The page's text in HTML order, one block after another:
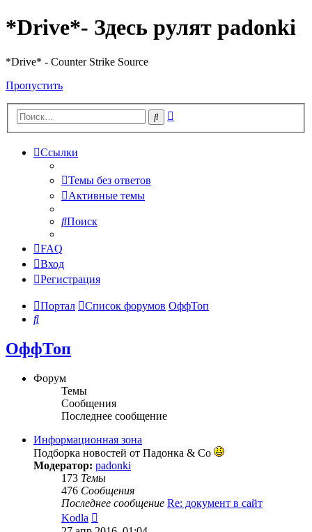
*Drive*- Здесь рулят padonki
*Drive* - Counter Strike Source
Пропустить
Поиск
Ссылки
Темы без ответов
Активные темы
Поиск
FAQ
Вход
Регистрация
Портал Список форумов ОффТоп
Поиск
ОффТоп
Форум
Темы
Сообщения
Последнее сообщение
Информационная зона
Подборка новостей от Падонка & Co
Модератор: padonki
173 Темы
476 Сообщения
Последнее сообщение Re: документ в сайт
Kodla
к